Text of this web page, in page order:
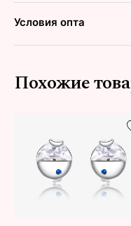
Условия опта
Похожие